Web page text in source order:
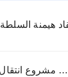
هيمنة
مشروع